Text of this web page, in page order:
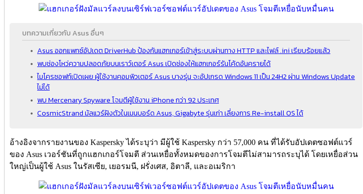
บทความเกี่ยวกับ Asus อื่นๆ
Asus ออกแพทซ์อัปเดต DriverHub ป้องกันแฮกเกอร์เข้าสู่ระบบผ่านทาง HTTP และไฟล์ .ini เรียบร้อยแล้ว
พบช่องโหว่ความปลอดภัยบนเราว์เตอร์ Asus เปิดช่องให้แฮกเกอร์รันโค้ดอันครายได้
ไมโครซอฟท์เปิดเผย ผู้ใช้งานคอมพิวเตอร์ Asus บางรุ่น จะอัปเกรด Windows 11 เป็น 24H2 ผ่าน Windows Update
ไม่ได้
พบ Mercenary Spyware โจมตีผู้ใช้งาน iPhone กว่า 92 ประเทศ
CosmicStrand มัลแวร์ฝังตัวในเมนบอร์ด Asus, Gigabyte รุ่นเก่า เลี่ยงการ Re-install OS ได้
อ้างอิงจากรายงานของ Kaspersky ได้ระบุว่า มีผู้ใช้ Kaspersky กว่า 57,000 คน ที่ได้รับอัปเดตซอฟต์แวร์
ของ Asus เวอร์ชันที่ถูกแฮกเกอร์โจมตี ส่วนเหยื่อทั้งหมดของการโจมตีไม่สามารถระบุได้ โดยเหยื่อส่วน
ใหญ่เป็นผู้ใช้ Asus ในรัสเซีย, เยอรมนี, ฝรั่งเศส, อิตาลี, และอเมริกา